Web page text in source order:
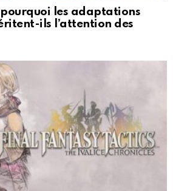
pourquoi les adaptations
ils l’attention des